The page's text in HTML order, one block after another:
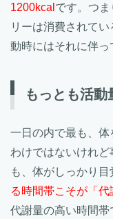
1200kcal です。つ
リーは消費されて
動時にはそれに伴っ
もっとも活動
一日の内で最も、
わけではないけれ
も、体がしっかり目
る時間帯こそが「
代謝量の高い時間